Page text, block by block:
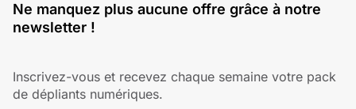
Ne manquez plus aucune offre grâce à notre
newsletter !
Inscrivez-vous et recevez chaque semaine votre pack
de dépliants numériques.